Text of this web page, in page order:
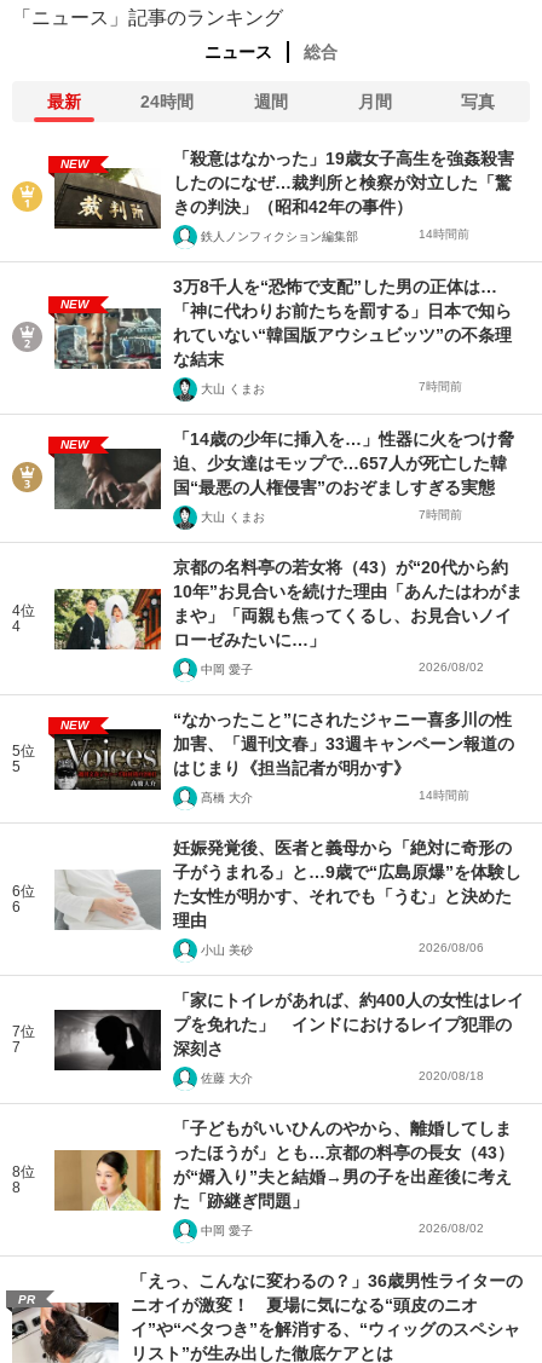
「ニュース」記事のランキング
ニュース 総合
最新 24時間 週間 月間 写真
NEW
「殺意はなかった」19歳女子高生を強姦殺害
したのになぜ…裁判所と検察が対立した「驚
きの判決」（昭和42年の事件）
鉄人ノンフィクション編集部 14時間前
NEW
3万8千人を“恐怖で支配”した男の正体は…
「神に代わりお前たちを罰する」日本で知ら
れていない“韓国版アウシュビッツ”の不条理
な結末
大山 くまお 7時間前
NEW
「14歳の少年に挿入を…」性器に火をつけ脅
迫、少女達はモップで…657人が死亡した韓
国“最悪の人権侵害”のおぞましすぎる実態
大山 くまお 7時間前
4位
4
京都の名料亭の若女将（43）が“20代から約
10年”お見合いを続けた理由「あんたはわがま
まや」「両親も焦ってくるし、お見合いノイ
ローゼみたいに…」
中岡 愛子 2026/08/02
5位
5
NEW
“なかったこと”にされたジャニー喜多川の性
加害、「週刊文春」33週キャンペーン報道の
はじまり《担当記者が明かす》
髙橋 大介 14時間前
6位
6
妊娠発覚後、医者と義母から「絶対に奇形の
子がうまれる」と…9歳で“広島原爆”を体験し
た女性が明かす、それでも「うむ」と決めた
理由
小山 美砂 2026/08/06
7位
7
「家にトイレがあれば、約400人の女性はレイ
プを免れた」 インドにおけるレイプ犯罪の
深刻さ
佐藤 大介 2020/08/18
8位
8
「子どもがいいひんのやから、離婚してしま
ったほうが」とも…京都の料亭の長女（43）
が“婿入り”夫と結婚→男の子を出産後に考え
た「跡継ぎ問題」
中岡 愛子 2026/08/02
PR
「えっ、こんなに変わるの？」36歳男性ライターの
ニオイが激変！ 夏場に気になる“頭皮のニオ
イ”や“ベタつき”を解消する、“ウィッグのスペシャ
リスト”が生み出した徹底ケアとは